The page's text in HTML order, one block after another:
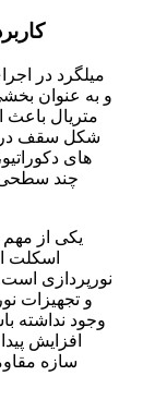
میلگرد در
و به عنوان
متریال باعث
شکل سقف در
های
چند سطحی
یکی از مهم
اسکلت
نورپردازی
و تجهیزات
وجود نداشته
افزایش
سازه